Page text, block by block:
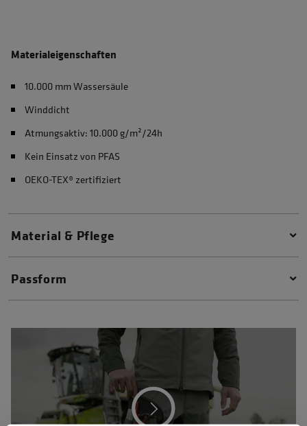
Materialeigenschaften
10.000 mm Wassersäule
Winddicht
Atmungsaktiv: 10.000 g/m²/24h
Kein Einsatz von PFAS
OEKO-TEX® zertifiziert
Material & Pflege
Passform